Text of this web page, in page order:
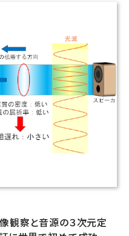
観察と音源の３次元定